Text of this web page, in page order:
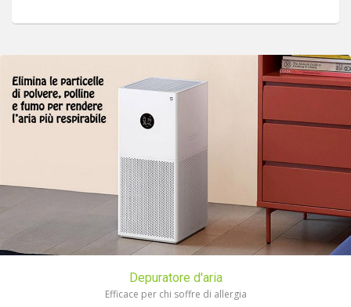
Depuratore d'aria
Efficace per chi soffre di allergia